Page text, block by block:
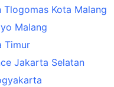
Tlogomas Kota Malang
Malang
Timur
Jakarta Selatan